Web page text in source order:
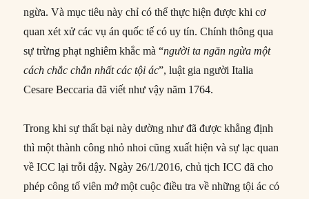
ngừa. Và mục tiêu này chỉ có thể thực hiện được khi cơ
quan xét xử các vụ án quốc tế có uy tín. Chính thông qua
sự trừng phạt nghiêm khắc mà “người ta ngăn ngừa một
cách chắc chắn nhất các tội ác”, luật gia người Italia
Cesare Beccaria đã viết như vậy năm 1764.
Trong khi sự thất bại này dường như đã được khẳng định
thì một thành công nhỏ nhoi cũng xuất hiện và sự lạc quan
về ICC lại trỗi dậy. Ngày 26/1/2016, chủ tịch ICC đã cho
phép công tố viên mở một cuộc điều tra về những tội ác có